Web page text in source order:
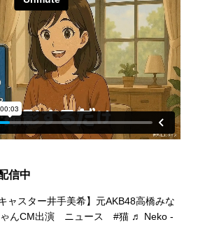
信中
ャスター井手美希】元AKB48高橋みな
ゃんCM出演 ニュース #猫 ♬ Neko -